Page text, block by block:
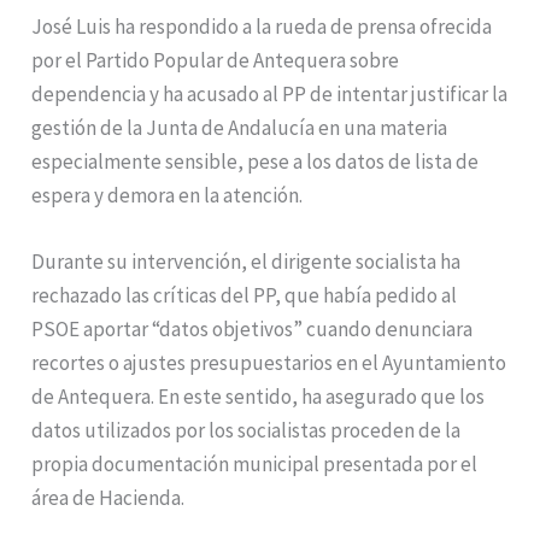
José Luis ha respondido a la rueda de prensa ofrecida
por el Partido Popular de Antequera sobre
dependencia y ha acusado al PP de intentar justificar la
gestión de la Junta de Andalucía en una materia
especialmente sensible, pese a los datos de lista de
espera y demora en la atención.
Durante su intervención, el dirigente socialista ha
rechazado las críticas del PP, que había pedido al
PSOE aportar “datos objetivos” cuando denunciara
recortes o ajustes presupuestarios en el Ayuntamiento
de Antequera. En este sentido, ha asegurado que los
datos utilizados por los socialistas proceden de la
propia documentación municipal presentada por el
área de Hacienda.